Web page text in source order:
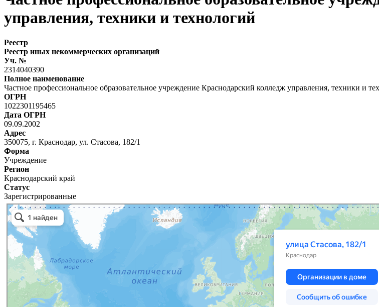
управления, техники и технологий
Реестр
Реестр иных некоммерческих организаций
Уч. №
2314040390
Полное наименование
Частное профессиональное образовательное учреждение Краснодарский колледж управления, техники и
ОГРН
1022301195465
Дата ОГРН
09.09.2002
Адрес
350075, г. Краснодар, ул. Стасова, 182/1
Форма
Учреждение
Регион
Краснодарский край
Статус
Зарегистрированные